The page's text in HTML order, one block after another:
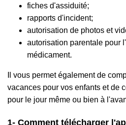
fiches d'assiduité;
rapports d'incident;
autorisation de photos et
autorisation parentale pour
médicament.
Il vous permet également de
vacances pour vos enfants et de
pour le jour même ou bien à
1- Comment télécharger